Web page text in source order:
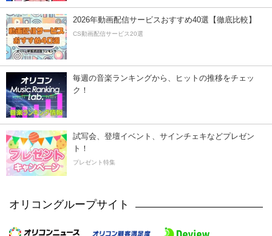
2026年動画配信サービスおすすめ40選【徹底比較】
CS動画配信サービス20選
毎週の音楽ランキングから、ヒットの推移をチェッ
ク！
試写会、登壇イベント、サインチェキなどプレゼン
ト！
プレゼント特集
オリコングループサイト